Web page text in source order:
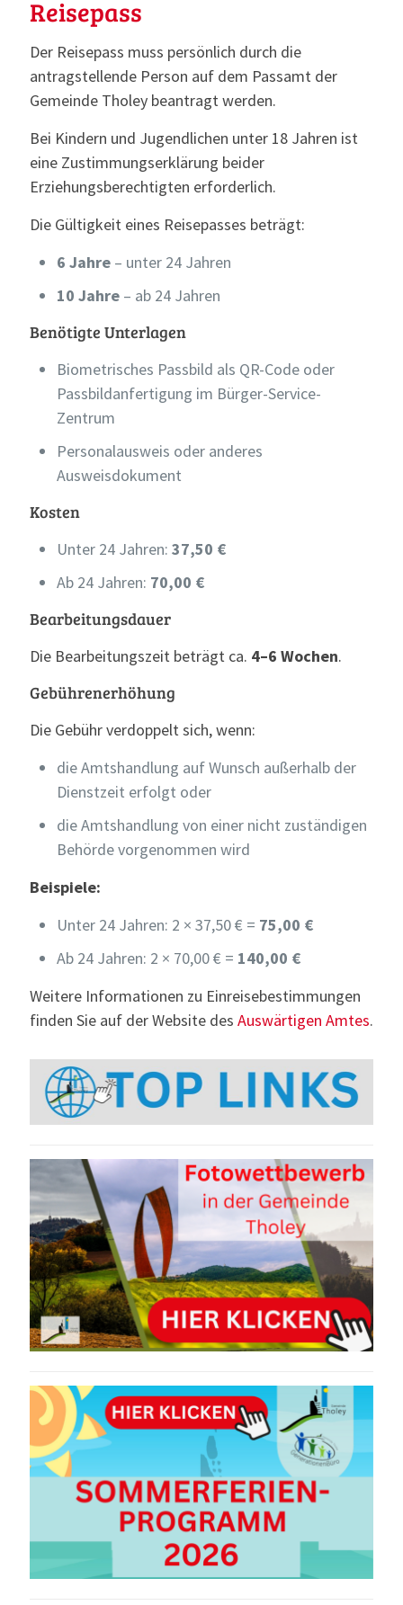
Reisepass
Der Reisepass muss persönlich durch die
antragstellende Person auf dem Passamt der
Gemeinde Tholey beantragt werden.
Bei Kindern und Jugendlichen unter 18 Jahren ist
eine Zustimmungserklärung beider
Erziehungsberechtigten erforderlich.
Die Gültigkeit eines Reisepasses beträgt:
6 Jahre – unter 24 Jahren
10 Jahre – ab 24 Jahren
Benötigte Unterlagen
Biometrisches Passbild als QR-Code oder
Passbildanfertigung im Bürger-Service-
Zentrum
Personalausweis oder anderes
Ausweisdokument
Kosten
Unter 24 Jahren: 37,50 €
Ab 24 Jahren: 70,00 €
Bearbeitungsdauer
Die Bearbeitungszeit beträgt ca. 4–6 Wochen.
Gebührenerhöhung
Die Gebühr verdoppelt sich, wenn:
die Amtshandlung auf Wunsch außerhalb der
Dienstzeit erfolgt oder
die Amtshandlung von einer nicht zuständigen
Behörde vorgenommen wird
Beispiele:
Unter 24 Jahren: 2 × 37,50 € = 75,00 €
Ab 24 Jahren: 2 × 70,00 € = 140,00 €
Weitere Informationen zu Einreisebestimmungen
finden Sie auf der Website des Auswärtigen Amtes.